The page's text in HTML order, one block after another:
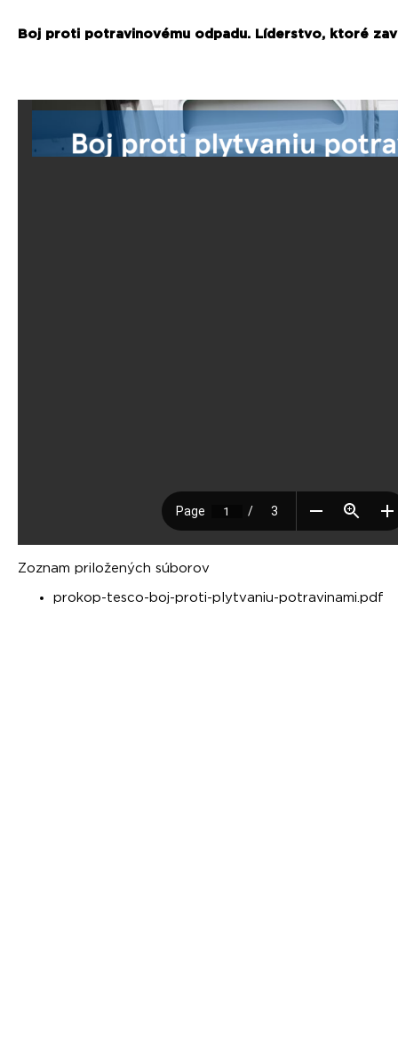
Boj proti potravinovému odpadu. Líderstvo, ktoré
Zoznam priložených súborov
prokop-tesco-boj-proti-plytvaniu-potravinami.pdf